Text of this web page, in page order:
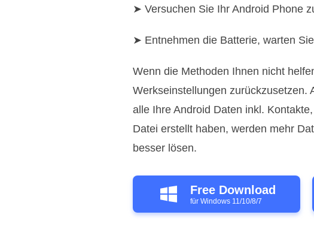
➤ Versuchen Sie Ihr Android Phone
➤ Entnehmen die Batterie, warten
Wenn die Methoden Ihnen nicht
Werkseinstellungen zurückzusetzen.
alle Ihre Android Daten inkl.
Datei erstellt haben, werden mehr
besser lösen.
Free Download
für Windows 11/10/8/7